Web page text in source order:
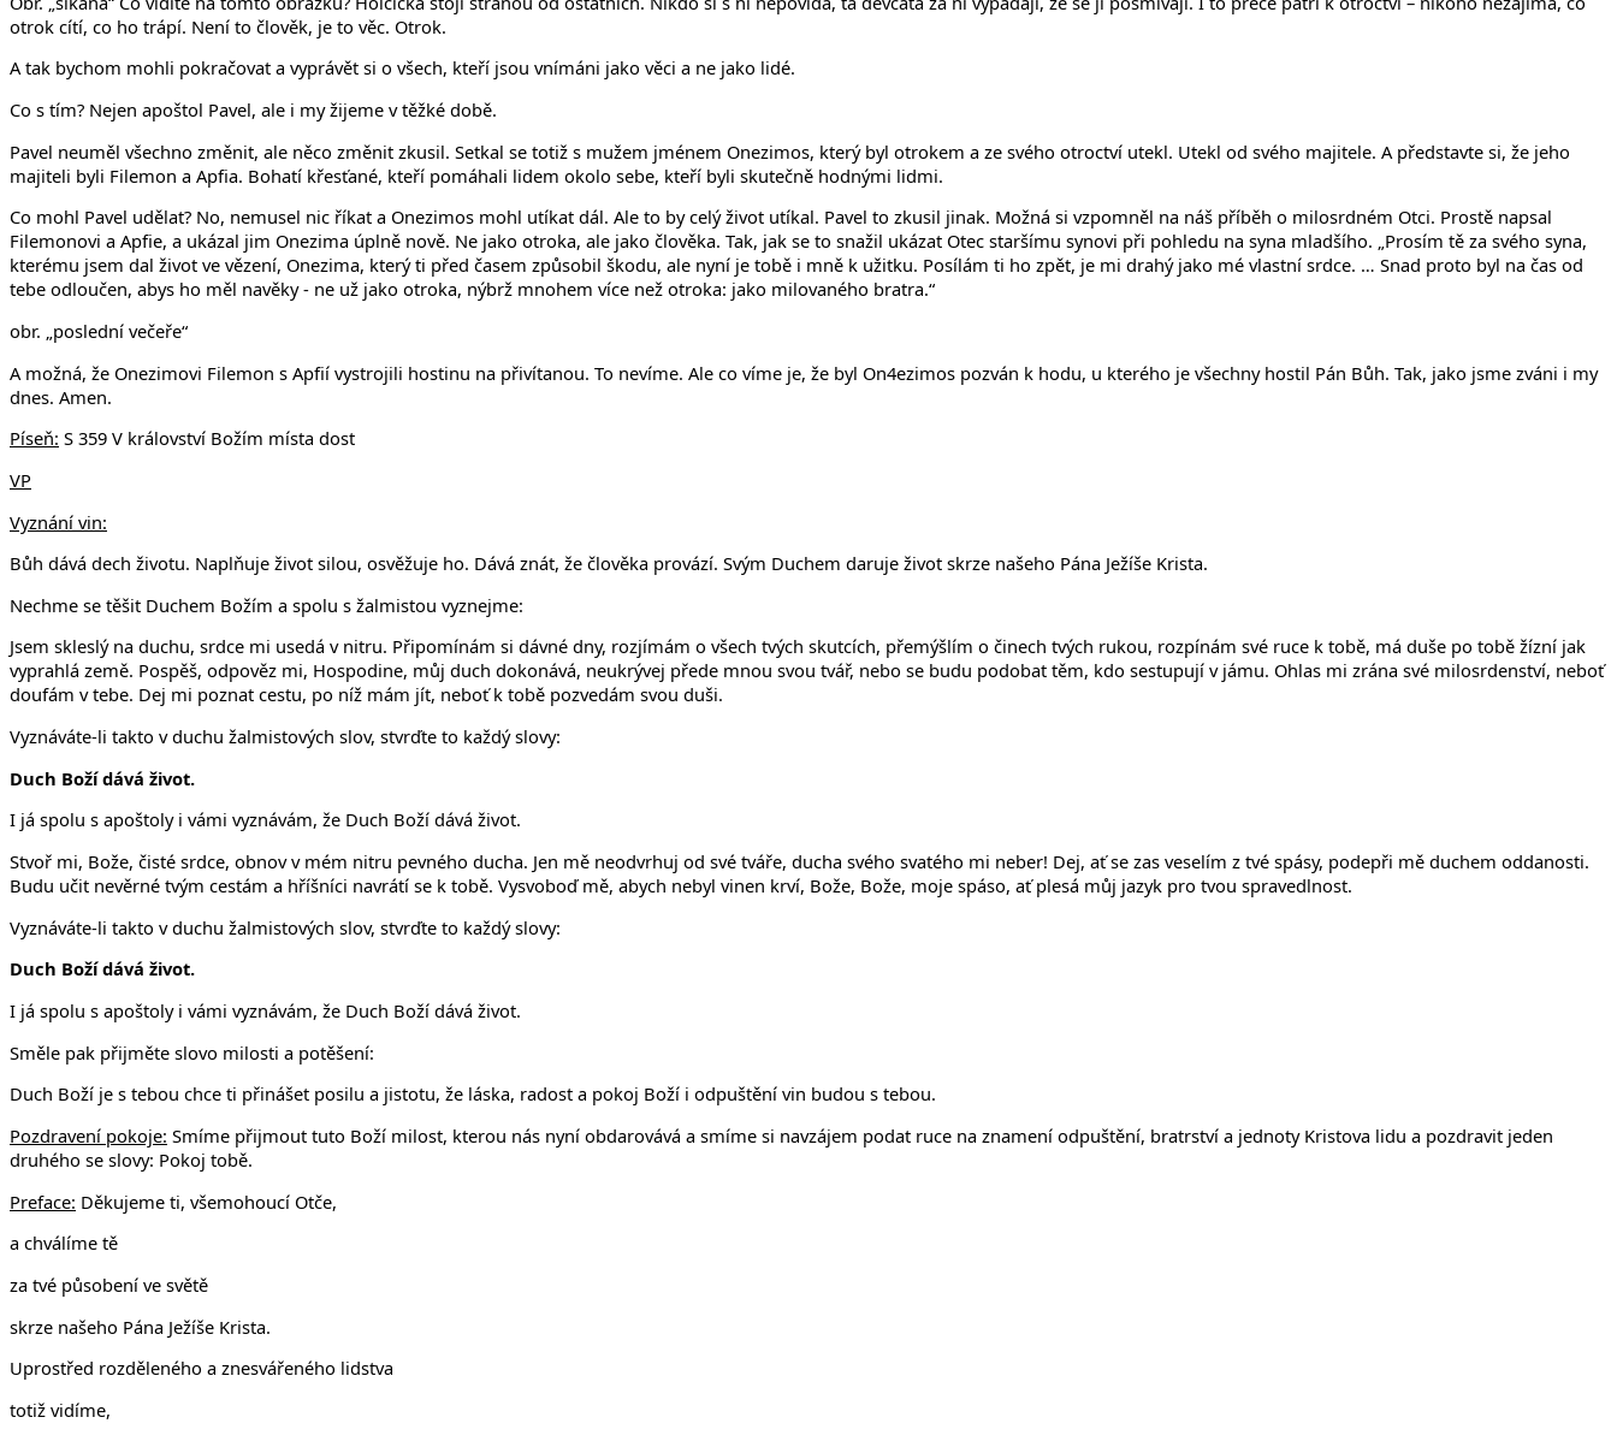
otrok cítí, co ho trápí. Není to člověk, je to věc. Otrok.
A tak bychom mohli pokračovat a vyprávět si o všech, kteří jsou vnímáni jako věci a ne jako lidé.
Co s tím? Nejen apoštol Pavel, ale i my žijeme v těžké době.
Pavel neuměl všechno změnit, ale něco změnit zkusil. Setkal se totiž s mužem jménem Onezimos, který byl otrokem a ze svého otroctví utekl. Utekl od svého majitele. A představte si, že jeho
majiteli byli Filemon a Apfia. Bohatí křesťané, kteří pomáhali lidem okolo sebe, kteří byli skutečně hodnými lidmi.
Co mohl Pavel udělat? No, nemusel nic říkat a Onezimos mohl utíkat dál. Ale to by celý život utíkal. Pavel to zkusil jinak. Možná si vzpomněl na náš příběh o milosrdném Otci. Prostě napsal
Filemonovi a Apfie, a ukázal jim Onezima úplně nově. Ne jako otroka, ale jako člověka. Tak, jak se to snažil ukázat Otec staršímu synovi při pohledu na syna mladšího. „Prosím tě za svého syna,
kterému jsem dal život ve vězení, Onezima, který ti před časem způsobil škodu, ale nyní je tobě i mně k užitku. Posílám ti ho zpět, je mi drahý jako mé vlastní srdce. … Snad proto byl na čas od
tebe odloučen, abys ho měl navěky - ne už jako otroka, nýbrž mnohem více než otroka: jako milovaného bratra.“
obr. „poslední večeře“
A možná, že Onezimovi Filemon s Apfií vystrojili hostinu na přivítanou. To nevíme. Ale co víme je, že byl On4ezimos pozván k hodu, u kterého je všechny hostil Pán Bůh. Tak, jako jsme zváni i my
dnes. Amen.
Píseň: S 359 V království Božím místa dost
VP
Vyznání vin:
Bůh dává dech životu. Naplňuje život silou, osvěžuje ho. Dává znát, že člověka provází. Svým Duchem daruje život skrze našeho Pána Ježíše Krista.
Nechme se těšit Duchem Božím a spolu s žalmistou vyznejme:
Jsem skleslý na duchu, srdce mi usedá v nitru. Připomínám si dávné dny, rozjímám o všech tvých skutcích, přemýšlím o činech tvých rukou, rozpínám své ruce k tobě, má duše po tobě žízní jak
vyprahlá země. Pospěš, odpověz mi, Hospodine, můj duch dokonává, neukrývej přede mnou svou tvář, nebo se budu podobat těm, kdo sestupují v jámu. Ohlas mi zrána své milosrdenství, neboť
doufám v tebe. Dej mi poznat cestu, po níž mám jít, neboť k tobě pozvedám svou duši.
Vyznáváte-li takto v duchu žalmistových slov, stvrďte to každý slovy:
Duch Boží dává život.
I já spolu s apoštoly i vámi vyznávám, že Duch Boží dává život.
Stvoř mi, Bože, čisté srdce, obnov v mém nitru pevného ducha. Jen mě neodvrhuj od své tváře, ducha svého svatého mi neber! Dej, ať se zas veselím z tvé spásy, podepři mě duchem oddanosti.
Budu učit nevěrné tvým cestám a hříšníci navrátí se k tobě. Vysvoboď mě, abych nebyl vinen krví, Bože, Bože, moje spáso, ať plesá můj jazyk pro tvou spravedlnost.
Vyznáváte-li takto v duchu žalmistových slov, stvrďte to každý slovy:
Duch Boží dává život.
I já spolu s apoštoly i vámi vyznávám, že Duch Boží dává život.
Směle pak přijměte slovo milosti a potěšení:
Duch Boží je s tebou chce ti přinášet posilu a jistotu, že láska, radost a pokoj Boží i odpuštění vin budou s tebou.
Pozdravení pokoje: Smíme přijmout tuto Boží milost, kterou nás nyní obdarovává a smíme si navzájem podat ruce na znamení odpuštění, bratrství a jednoty Kristova lidu a pozdravit jeden
druhého se slovy: Pokoj tobě.
Preface: Děkujeme ti, všemohoucí Otče,
a chválíme tě
za tvé působení ve světě
skrze našeho Pána Ježíše Krista.
Uprostřed rozděleného a znesvářeného lidstva
totiž vidíme,